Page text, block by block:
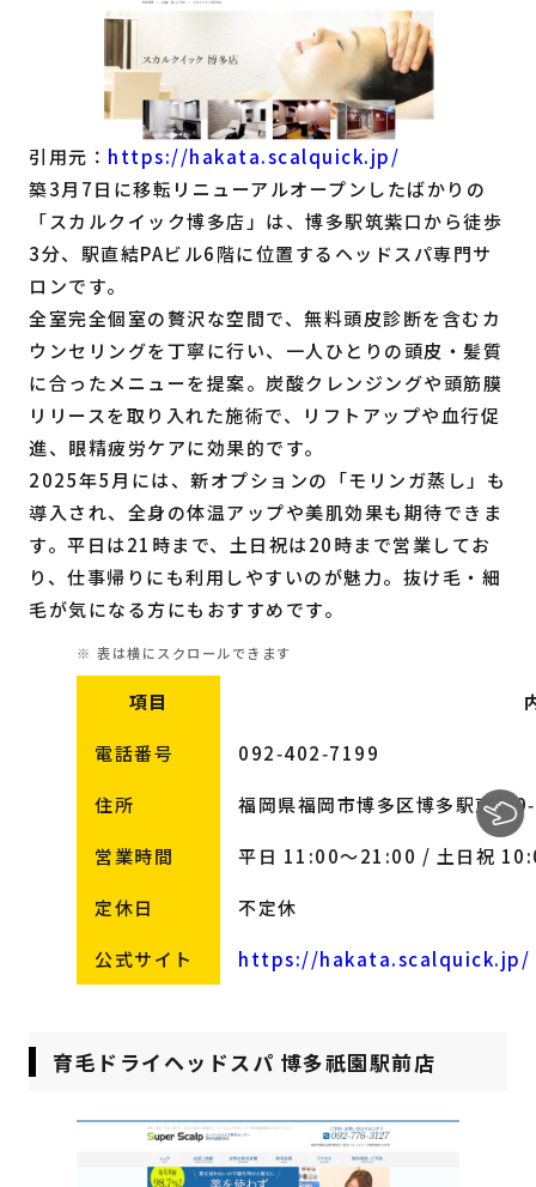
引用元： https://hakata.scalquick.jp/
築3月7日に移転リニューアルオープンしたばかりの
「スカルクイック博多店」は、博多駅筑紫口から徒歩
3分、駅直結PAビル6階に位置するヘッドスパ専門サ
ロンです。
全室完全個室の贅沢な空間で、無料頭皮診断を含むカ
ウンセリングを丁寧に行い、一人ひとりの頭皮・髪質
に合ったメニューを提案。炭酸クレンジングや頭筋膜
リリースを取り入れた施術で、リフトアップや血行促
進、眼精疲労ケアに効果的です。
2025年5月には、新オプションの「モリンガ蒸し」も
導入され、全身の体温アップや美肌効果も期待できま
す。平日は21時まで、土日祝は20時まで営業してお
り、仕事帰りにも利用しやすいのが魅力。抜け毛・細
毛が気になる方にもおすすめです。
項目
電話番号 092‑402‑7199
住所 福岡県福岡市博多区博多駅東
営業時間 平日 11:00～21:00 / 土日祝
定休日 不定休
公式サイト https://hakata.scalquick.jp/
育毛ドライヘッドスパ 博多祇園駅前店